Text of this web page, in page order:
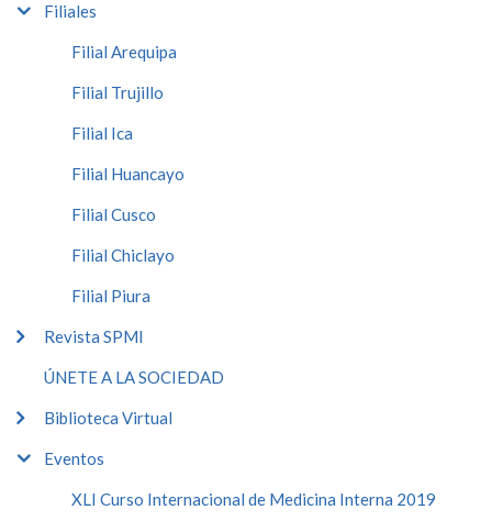
Filiales
Filial Arequipa
Filial Trujillo
Filial Ica
Filial Huancayo
Filial Cusco
Filial Chiclayo
Filial Piura
Revista SPMI
ÚNETE A LA SOCIEDAD
Biblioteca Virtual
Eventos
XLI Curso Internacional de Medicina Interna 2019